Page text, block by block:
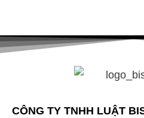
CÔNG TY TNHH LUẬT